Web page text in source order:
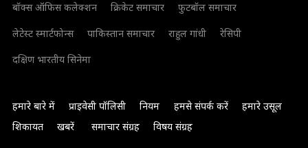
बॉक्स ऑफिस कलेक्शन
क्रिकेट समाचार
फुटबॉल समाचार
लेटेस्ट स्मार्टफोन्स
पाकिस्तान समाचार राहुल गांधी
रेसिपी
दक्षिण भारतीय सिनेमा
हमारे बारे में प्राइवेसी पॉलिसी नियम हमसे संपर्क करें
हमारे उसूल
शिकायत
खबरें समाचार संग्रह विषय संग्रह